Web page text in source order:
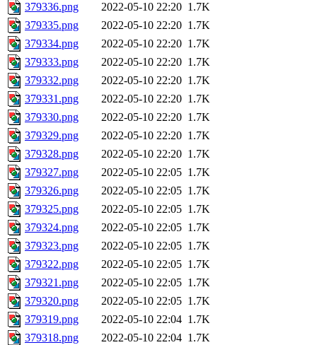
379336.png
2022-05-10 22:20 1.7K
379335.png
2022-05-10 22:20 1.7K
379334.png
2022-05-10 22:20 1.7K
379333.png
2022-05-10 22:20 1.7K
379332.png
2022-05-10 22:20 1.7K
379331.png
2022-05-10 22:20 1.7K
379330.png
2022-05-10 22:20 1.7K
379329.png
2022-05-10 22:20 1.7K
379328.png
2022-05-10 22:20 1.7K
379327.png
2022-05-10 22:05 1.7K
379326.png
2022-05-10 22:05 1.7K
379325.png
2022-05-10 22:05 1.7K
379324.png
2022-05-10 22:05 1.7K
379323.png
2022-05-10 22:05 1.7K
379322.png
2022-05-10 22:05 1.7K
379321.png
2022-05-10 22:05 1.7K
379320.png
2022-05-10 22:05 1.7K
379319.png
2022-05-10 22:04 1.7K
379318.png
2022-05-10 22:04 1.7K